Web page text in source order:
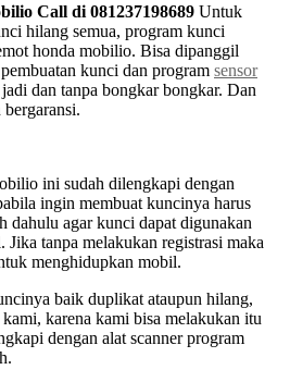
Call di 081237198689 Untuk
hilang semua, program kunci
honda mobilio. Bisa dipanggil
kunci dan program sensor
dan tanpa bongkar bongkar. Dan
ini sudah dilengkapi dengan
ingin membuat kuncinya harus
dahulu agar kunci dapat digunakan
tanpa melakukan registrasi maka
menghidupkan mobil.
baik duplikat ataupun hilang,
karena kami bisa melakukan itu
dengan alat scanner program